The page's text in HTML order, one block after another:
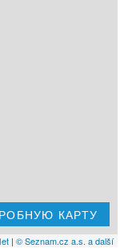
КАРТУ
| © Seznam.cz a.s. a další